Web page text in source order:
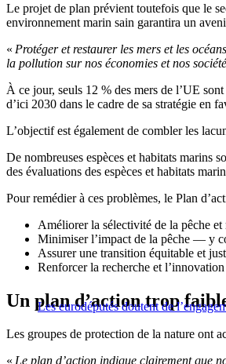
Le projet de plan prévient toutefois que le
environnement marin sain garantira un
« Protéger et restaurer les mers et les
la pollution sur nos économies et nos
À ce jour, seuls 12 % des mers de l’UE
d’ici 2030 dans le cadre de sa stratégie en
L’objectif est également de combler les
De nombreuses espèces et habitats marins
des évaluations des espèces et habitats
Pour remédier à ces problèmes, le Plan
Améliorer la sélectivité de la pêche et
Minimiser l’impact de la pêche — y
Assurer une transition équitable et
Renforcer la recherche et
Les eurodéputés doutent de
Un plan d’action trop
Les groupes de protection de la nature ont
« Le plan d’action indique clairement que